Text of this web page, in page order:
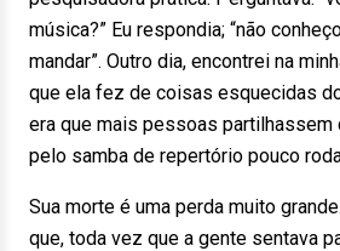
música?” Eu respondia; “não
mandar”. Outro dia, encontrei na
que ela fez de coisas esquecidas
era que mais pessoas partilhassem
pelo samba de repertório pouco
Sua morte é uma perda muito
que, toda vez que a gente sentava